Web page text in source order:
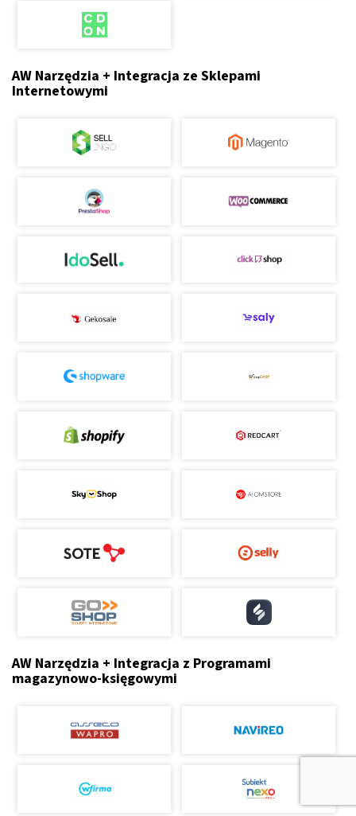
AW Narzędzia + Integracja ze Sklepami
Internetowymi
AW Narzędzia + Integracja z Programami
magazynowo-księgowymi